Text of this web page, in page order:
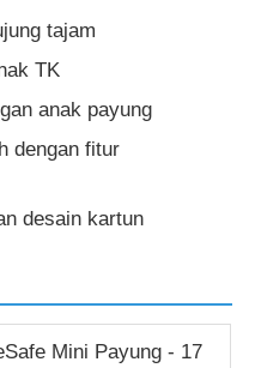
tajam
TK
anak payung
dengan fitur
desain kartun
Mini Payung - 17